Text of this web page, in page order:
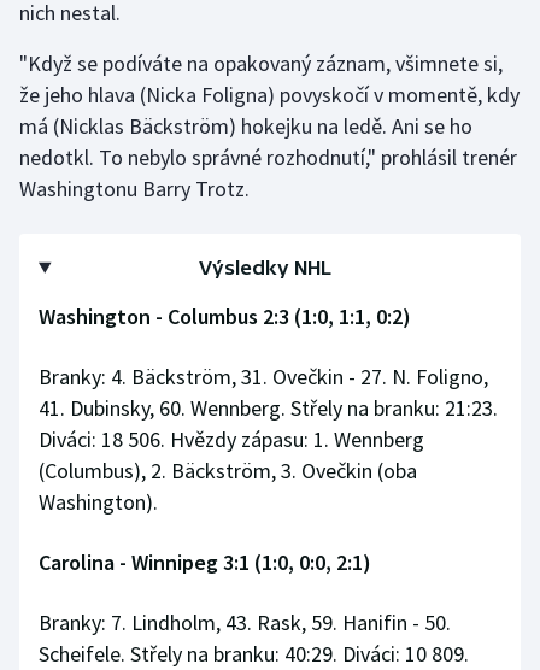
nich nestal.
"Když se podíváte na opakovaný záznam, všimnete si,
že jeho hlava (Nicka Foligna) povyskočí v momentě, kdy
má (Nicklas Bäckström) hokejku na ledě. Ani se ho
nedotkl. To nebylo správné rozhodnutí," prohlásil trenér
Washingtonu Barry Trotz.
Výsledky NHL
Washington - Columbus 2:3 (1:0, 1:1, 0:2)
Branky: 4. Bäckström, 31. Ovečkin - 27. N. Foligno,
41. Dubinsky, 60. Wennberg. Střely na branku: 21:23.
Diváci: 18 506. Hvězdy zápasu: 1. Wennberg
(Columbus), 2. Bäckström, 3. Ovečkin (oba
Washington).
Carolina - Winnipeg 3:1 (1:0, 0:0, 2:1)
Branky: 7. Lindholm, 43. Rask, 59. Hanifin - 50.
Scheifele. Střely na branku: 40:29. Diváci: 10 809.